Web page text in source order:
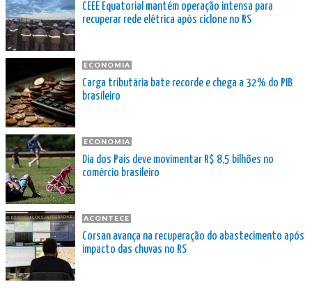
CEEE Equatorial mantém operação intensa para
recuperar rede elétrica após ciclone no RS
ECONOMIA
Carga tributária bate recorde e chega a 32% do PIB
brasileiro
ECONOMIA
Dia dos Pais deve movimentar R$ 8,5 bilhões no
comércio brasileiro
ACONTECE
Corsan avança na recuperação do abastecimento após
impacto das chuvas no RS